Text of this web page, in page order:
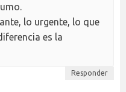
lo urgente, lo que
es la
Responder